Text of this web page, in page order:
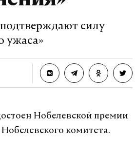
там, где тормозит интернет.
ДзениVK.
VK
силу
ужаса»
Нобелевской премии
комитета.